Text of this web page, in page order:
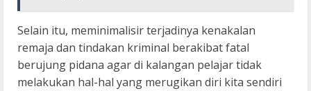
Selain itu, meminimalisir terjadinya kenakalan
remaja dan tindakan kriminal berakibat fatal
berujung pidana agar di kalangan pelajar tidak
melakukan hal-hal yang merugikan diri kita sendiri